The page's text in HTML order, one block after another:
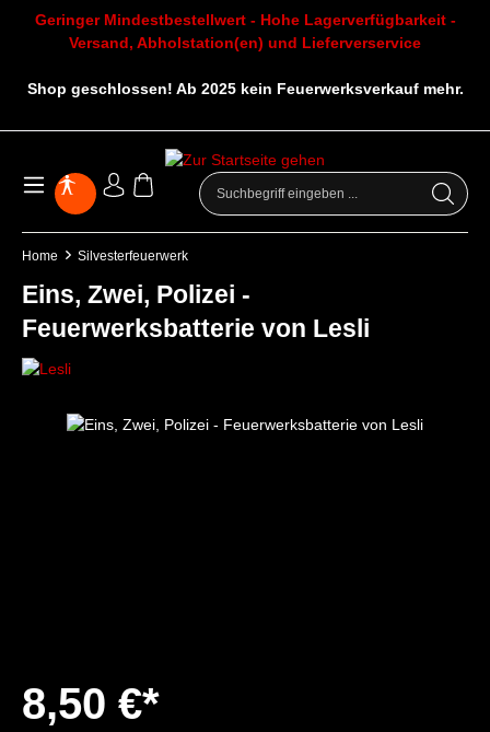
Geringer Mindestbestellwert - Hohe Lagerverfügbarkeit -
Versand, Abholstation(en) und Lieferverservice
Shop geschlossen! Ab 2025 kein Feuerwerksverkauf mehr.
Home Silvesterfeuerwerk
Eins, Zwei, Polizei -
Feuerwerksbatterie von Lesli
8,50 €*